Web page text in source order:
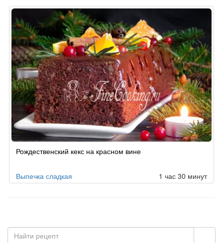
Рождественский кекс на красном вине
Выпечка сладкая 1 час 30 минут